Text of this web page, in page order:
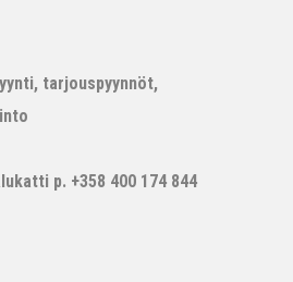
tarjouspyynnöt,
p. +358 400 174 844